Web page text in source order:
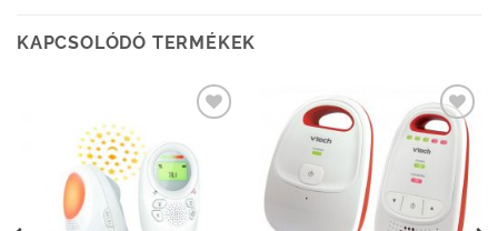
KAPCSOLÓDÓ TERMÉKEK
Kedvenceimhez
adom
Kedvenceimhez
adom